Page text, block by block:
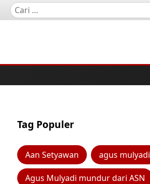
Tag Populer
Aan Setyawan agus mulyadi
Agus Mulyadi mundur dari ASN